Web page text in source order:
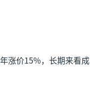
涨价15%，长期来看成